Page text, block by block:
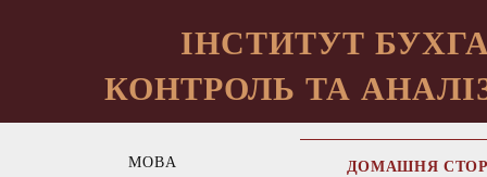
ІНСТИТУТ
КОНТРОЛЬ ТА
МОВА
ДОМАШНЯ